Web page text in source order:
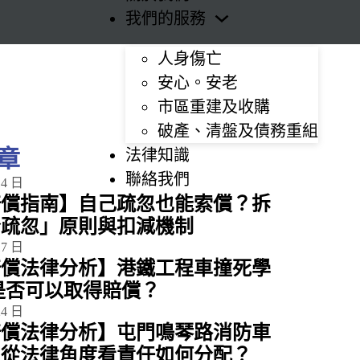
我們的服務
人身傷亡
安心。安老
市區重建及收購
破產、清盤及債務重組
法律知識
聯絡我們
日
指南】自己疏忽也能索償？拆
忽」原則與扣減機制
日
法律分析】港鐵工程車撞死學
可以取得賠償？
日
法律分析】屯門鳴琴路消防車
法律角度看責任如何分配？